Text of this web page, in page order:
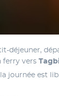
déjeuner,
ferry vers
la journée est